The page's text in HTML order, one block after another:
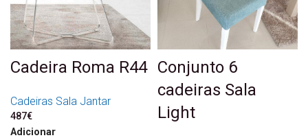
Cadeira Roma R44
Cadeiras Sala Jantar
487€
Adicionar
Conjunto 6
cadeiras Sala
Light